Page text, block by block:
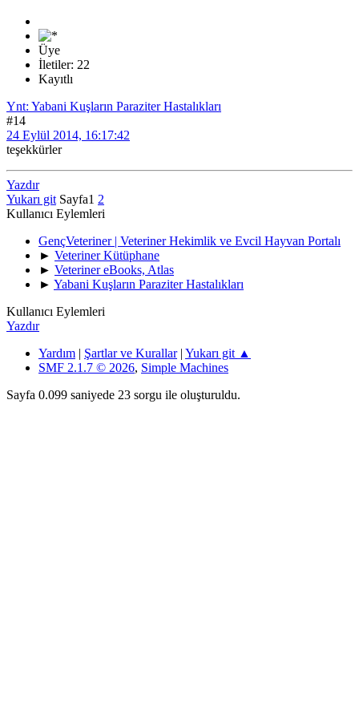
Üye
İletiler: 22
Kayıtlı
Ynt: Yabani Kuşların Paraziter Hastalıkları
#14
24 Eylül 2014, 16:17:42
teşekkürler
Yazdır
Yukarı git Sayfa1 2
Kullanıcı Eylemleri
GençVeteriner | Veteriner Hekimlik ve Evcil Hayvan Portalı
► Veteriner Kütüphane
► Veteriner eBooks, Atlas
► Yabani Kuşların Paraziter Hastalıkları
Kullanıcı Eylemleri
Yazdır
Yardım | Şartlar ve Kurallar| Yukarı git ▲
SMF 2.1.7 © 2026, Simple Machines
Sayfa 0.099 saniyede 23 sorgu ile oluşturuldu.